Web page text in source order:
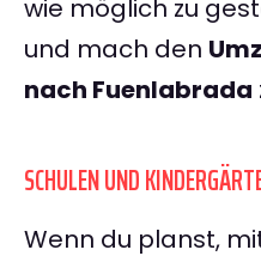
wie möglich zu
und mach den
nach Fuenlabrada
SCHULEN UND
Wenn du planst,